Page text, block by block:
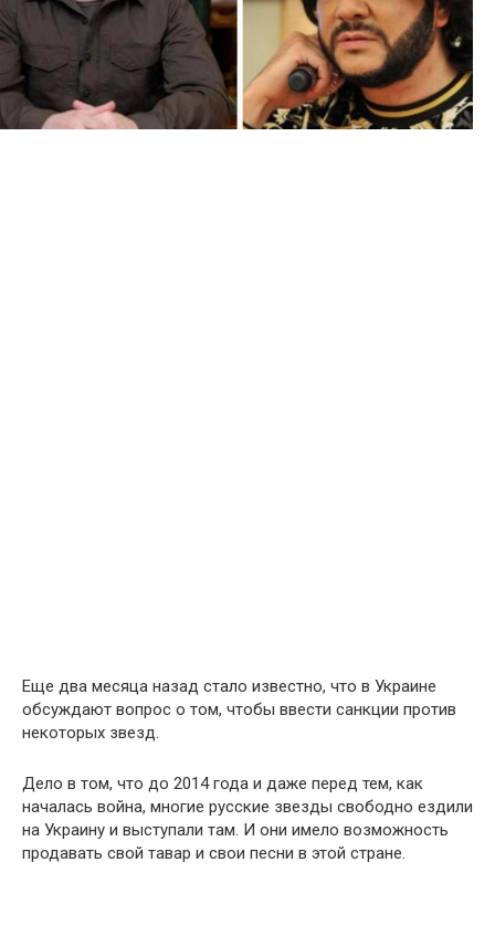
Еще два месяца назад стало известно, что в Украине
обсуждают вопрос о том, чтобы ввести санкции против
некоторых звезд.
Дело в том, что до 2014 года и даже перед тем, как
началась война, многие русские звезды свободно ездили
на Украину и выступали там. И они имело возможность
продавать свой тавар и свои песни в этой стране.